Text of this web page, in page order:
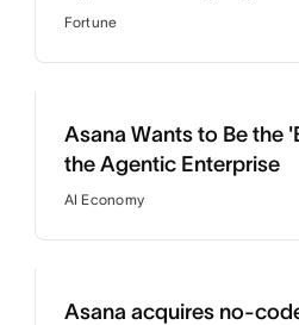
Fortune
Asana Wants to Be the
the Agentic Enterprise
AI Economy
Asana acquires no-